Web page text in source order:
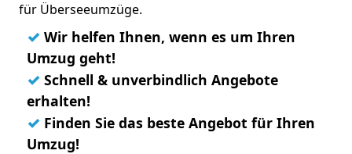
für Überseeumzüge.
✓ Wir helfen Ihnen, wenn es um Ihren
Umzug geht!
✓ Schnell & unverbindlich Angebote
erhalten!
✓ Finden Sie das beste Angebot für Ihren
Umzug!